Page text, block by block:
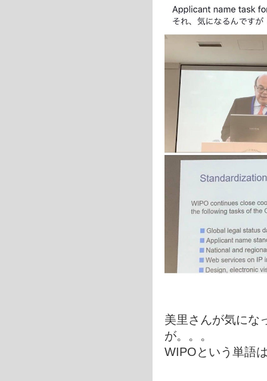
美里さんが気にな
が。。。
WIPOという単語